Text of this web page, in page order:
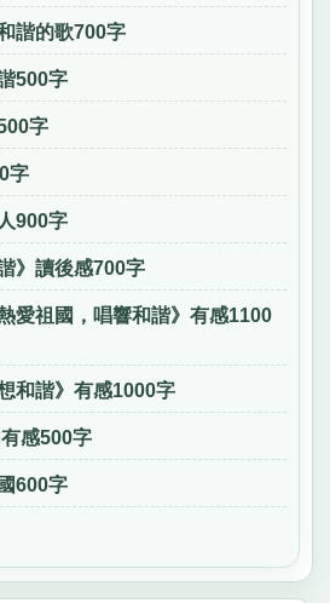
諧的歌700字
500字
字
字
900字
》讀後感700字
祖國，唱響和諧》有感1100
和諧》有感1000字
感500字
600字